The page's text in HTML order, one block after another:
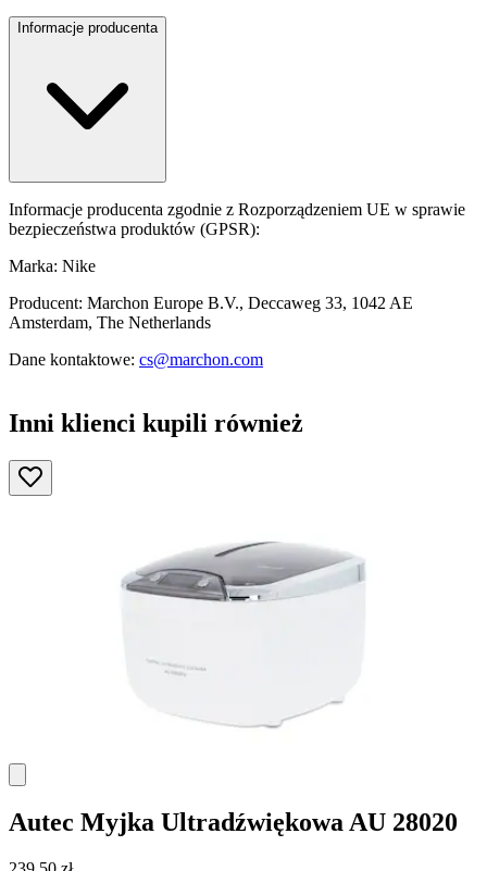
Informacje producenta
Informacje producenta zgodnie z Rozporządzeniem UE w sprawie
bezpieczeństwa produktów (GPSR):
Marka: Nike
Producent: Marchon Europe B.V., Deccaweg 33, 1042 AE
Amsterdam, The Netherlands
Dane kontaktowe: cs@marchon.com
Inni klienci kupili również
Autec Myjka Ultradźwiękowa AU 28020